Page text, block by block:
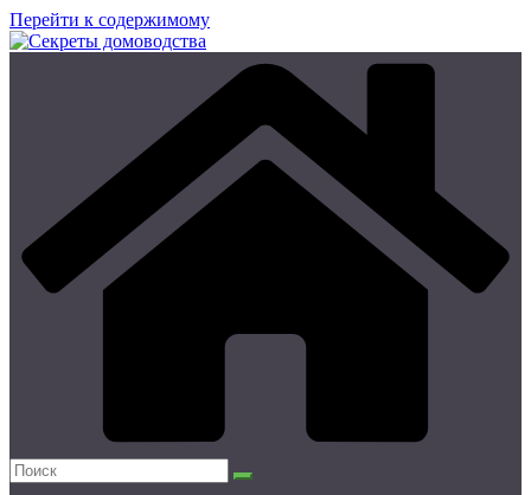
Перейти к содержимому